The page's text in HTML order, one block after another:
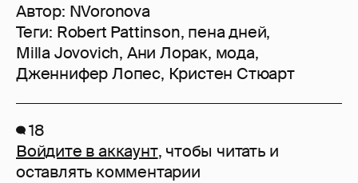
Автор: NVoronova
Теги: Robert Pattinson, пена дней,
Milla Jovovich, Ани Лорак, мода,
Дженнифер Лопес, Кристен Стюарт
18
Войдите в аккаунт, чтобы читать и
оставлять комментарии